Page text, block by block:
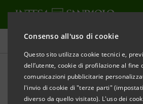
Consenso all'uso di cookie
Questo sito utilizza cookie tecnici e,
dell’utente, cookie di profilazione al fine
comunicazioni pubblicitarie
l'invio di cookie di "terze parti"
diverso da quello visitato). L'uso dei
Comunicati stampa
STAMPA
AGGIORNA
COMUNICATO